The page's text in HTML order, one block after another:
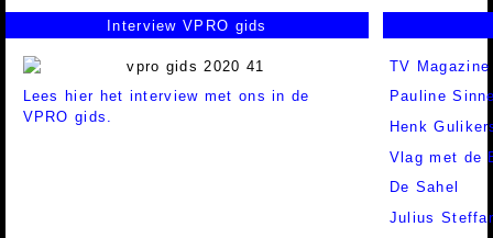
Interview VPRO gids
Lees hier het interview met ons in de
VPRO gids.
TV Magazine
Pauline
Henk
Vlag met de
De Sahel
Julius